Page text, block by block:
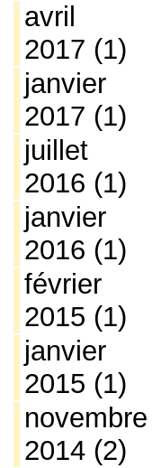
avril
2017 (1)
janvier
2017 (1)
juillet
2016 (1)
janvier
2016 (1)
février
2015 (1)
janvier
2015 (1)
novembre
2014(2)